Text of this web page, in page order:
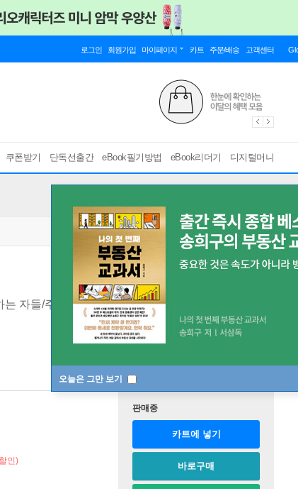
로그인 회원가입 마이페이지 카트 주문/배송 고객센터
쿠폰받기 단독선출간 eBook필기방법 eBook리더기 디지털머니
오늘은 그만 보기
는 자들/주목경제 시대의 문화정치와 관종 멘털리티 연
인)
판매중
카트에 넣기
바로구매